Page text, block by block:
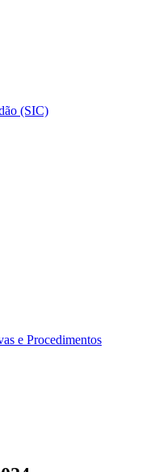
(SIC)
e Procedimentos